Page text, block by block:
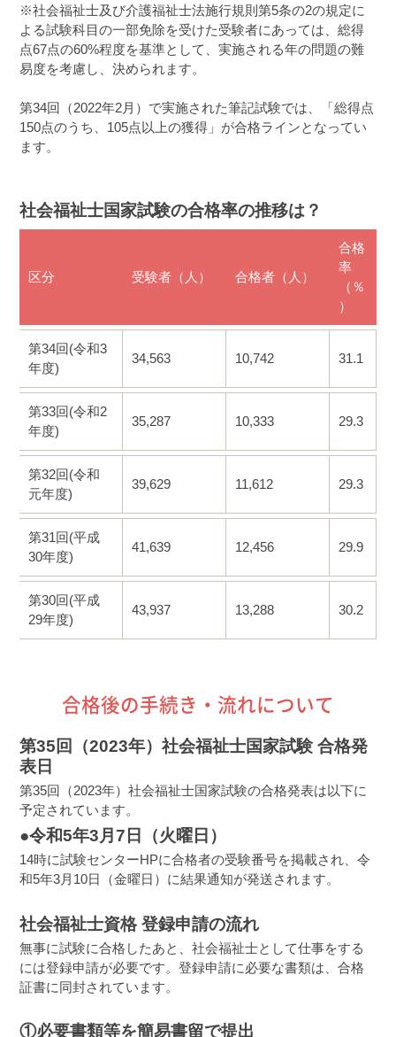
※社会福祉士及び介護福祉士法施行規則第5条の2の規定に
よる試験科目の一部免除を受けた受験者にあっては、総得
点67点の60%程度を基準として、実施される年の問題の難
易度を考慮し、決められます。
第34回（2022年2月）で実施された筆記試験では、「総得点
150点のうち、105点以上の獲得」が合格ラインとなってい
ます。
社会福祉士国家試験の合格率の推移は？
区分 受験者（人） 合格者（人）
合格
率
（％
）
第34回(令和3
年度)
34,563 10,742 31.1
第33回(令和2
年度)
35,287 10,333 29.3
第32回(令和
元年度)
39,629 11,612 29.3
第31回(平成
30年度)
41,639 12,456 29.9
第30回(平成
29年度)
43,937 13,288 30.2
合格後の手続き・流れについて
第35回（2023年）社会福祉士国家試験 合格発
表日
第35回（2023年）社会福祉士国家試験の合格発表は以下に
予定されています。
●令和5年3月7日（火曜日）
14時に試験センターHPに合格者の受験番号を掲載され、令
和5年3月10日（金曜日）に結果通知が発送されます。
社会福祉士資格 登録申請の流れ
無事に試験に合格したあと、社会福祉士として仕事をする
には登録申請が必要です。登録申請に必要な書類は、合格
証書に同封されています。
①必要書類等を簡易書留で提出